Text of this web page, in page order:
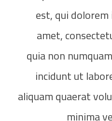
est, qui
amet,
quia non
incidunt ut
aliquam quaerat
minima